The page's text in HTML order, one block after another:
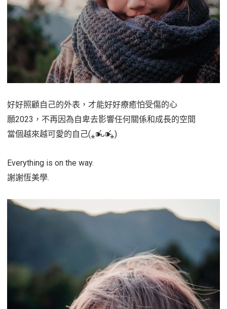
好好照顧自己的外表，才能好好療癒怕受傷的心
願2023，不再因為自卑去影響任何關係和成長的空間
當個越來越可愛的自己(⁎⁍̴̛ᴗ⁍̴̛⁎)
Everything is on the way.
謝謝恆美學.